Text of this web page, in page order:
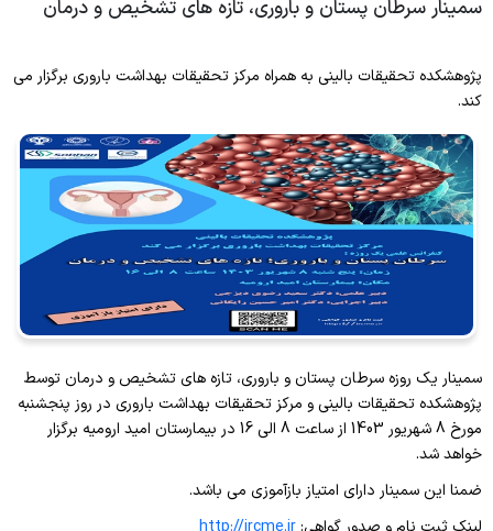
کارشناسان پژوهشکده
اعضای‌هیات علمی‌مراکزتحقیقاتی
انتشارات
مقاله
کتاب
فرم ها و فرایندها
همکاری های بین المللی
آموزش
کنگره
رویدادهای کمیته
اجتماعی
رمان
فلسفه
حافظه
سمینار سرطان پستان و باروری، تازه های تشخیص و درمان
پژوهشکده تحقیقات بالینی به همراه مرکز تحقیقات بهداشت باروری برگزار می
کند.
سمینار یک روزه سرطان پستان و باروری، تازه های تشخیص و درمان توسط
پژوهشکده تحقیقات بالینی و مرکز تحقیقات بهداشت باروری در روز پنجشنبه
مورخ 8 شهریور 1403 از ساعت 8 الی 16 در بیمارستان امید ارومیه برگزار
خواهد شد.
ضمنا این سمینار دارای امتیاز بازآموزی می باشد.